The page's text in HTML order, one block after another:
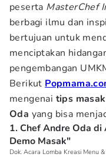
peserta MasterChef
berbagi ilmu dan
bertujuan untuk
menciptakan
pengembangan
Berikut
mengenai tips
Oda yang bisa
1. Chef Andre Oda di
Demo Masak"
Dok. Acara Lomba Kreasi Menu